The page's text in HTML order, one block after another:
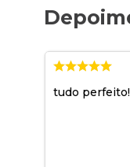
tudo perfeito!